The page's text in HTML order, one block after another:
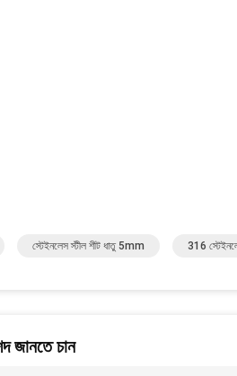
স্টেইনলেস স্টীল শীট ধাতু 5mm 316
জানতে চান